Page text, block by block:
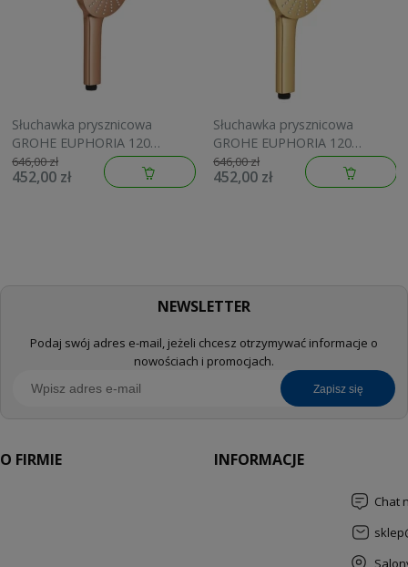
Słuchawka prysznicowa
GROHE EUPHORIA 120
brushed warm sunset
134883DL00
646,00 zł
452,00 zł
Słuchawka prysznicowa
GROHE EUPHORIA 120
brushed cool sunrise
134883GN00
646,00 zł
452,00 zł
NEWSLETTER
Podaj swój adres e-mail, jeżeli chcesz otrzymywać informacje o
nowościach i promocjach.
zapisz się
O FIRMIE INFORMACJE
Chat